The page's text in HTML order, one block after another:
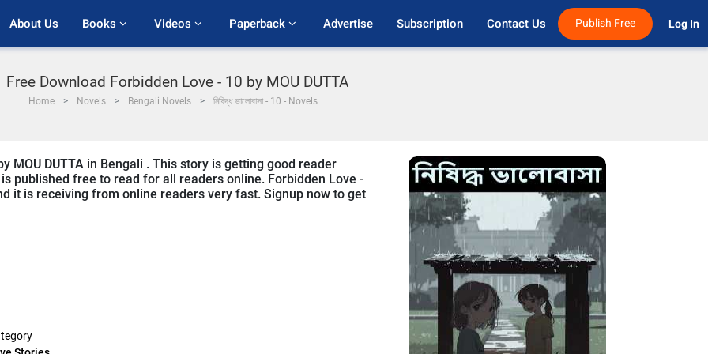
About Us Books Videos Paperback Advertise Subscription Contact Us Publish Free Log In
Free Download Forbidden Love - 10 by MOU DUTTA
Home Novels Bengali Novels নিষিদ্ধ ভালোবাসা - 10 - Novels
MOU DUTTA in Bengali . This story is getting good reader
published free to read for all readers online. Forbidden Love -
it is receiving from online readers very fast. Signup now to get